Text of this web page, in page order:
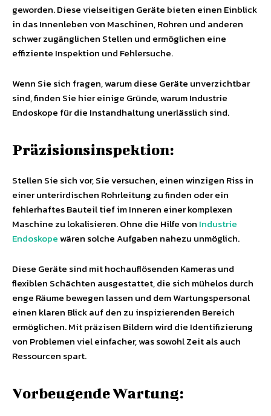
geworden. Diese vielseitigen Geräte bieten einen Einblick
in das Innenleben von Maschinen, Rohren und anderen
schwer zugänglichen Stellen und ermöglichen eine
effiziente Inspektion und Fehlersuche.
Wenn Sie sich fragen, warum diese Geräte unverzichtbar
sind, finden Sie hier einige Gründe, warum Industrie
Endoskope für die Instandhaltung unerlässlich sind.
Präzisionsinspektion:
Stellen Sie sich vor, Sie versuchen, einen winzigen Riss in
einer unterirdischen Rohrleitung zu finden oder ein
fehlerhaftes Bauteil tief im Inneren einer komplexen
Maschine zu lokalisieren. Ohne die Hilfe von Industrie
Endoskopewären solche Aufgaben nahezu unmöglich.
Diese Geräte sind mit hochauflösenden Kameras und
flexiblen Schächten ausgestattet, die sich mühelos durch
enge Räume bewegen lassen und dem Wartungspersonal
einen klaren Blick auf den zu inspizierenden Bereich
ermöglichen. Mit präzisen Bildern wird die Identifizierung
von Problemen viel einfacher, was sowohl Zeit als auch
Ressourcen spart.
Vorbeugende Wartung: